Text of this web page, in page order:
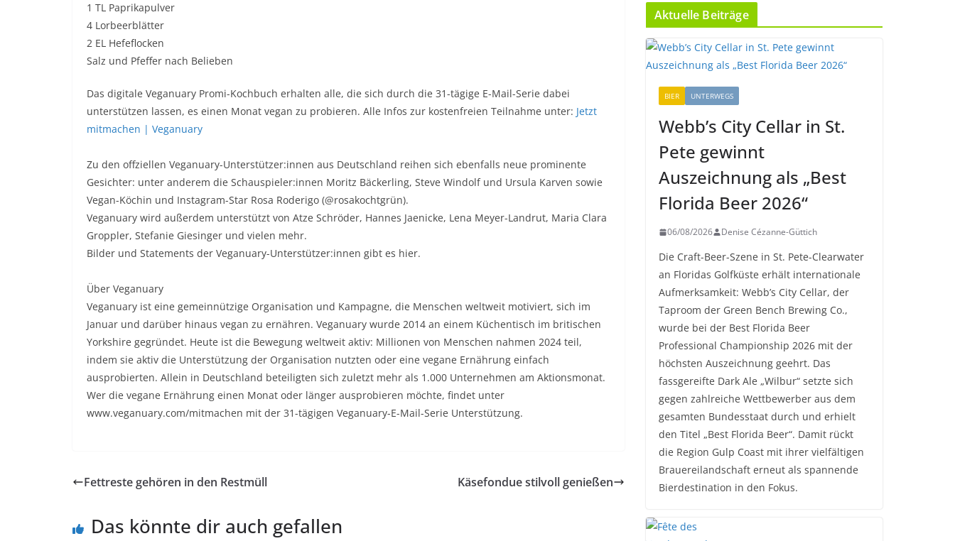
1 TL Paprikapulver
4 Lorbeerblätter
2 EL Hefeflocken
Salz und Pfeffer nach Belieben
Das digitale Veganuary Promi-Kochbuch erhalten alle, die sich durch die 31-tägige E-Mail-Serie dabei
unterstützen lassen, es einen Monat vegan zu probieren. Alle Infos zur kostenfreien Teilnahme unter: Jetzt
mitmachen | Veganuary
Zu den offziellen Veganuary-Unterstützer:innen aus Deutschland reihen sich ebenfalls neue prominente
Gesichter: unter anderem die Schauspieler:innen Moritz Bäckerling, Steve Windolf und Ursula Karven sowie
Vegan-Köchin und Instagram-Star Rosa Roderigo (@rosakochtgrün).
Veganuary wird außerdem unterstützt von Atze Schröder, Hannes Jaenicke, Lena Meyer-Landrut, Maria Clara
Groppler, Stefanie Giesinger und vielen mehr.
Bilder und Statements der Veganuary-Unterstützer:innen gibt es hier.
Über Veganuary
Veganuary ist eine gemeinnützige Organisation und Kampagne, die Menschen weltweit motiviert, sich im
Januar und darüber hinaus vegan zu ernähren. Veganuary wurde 2014 an einem Küchentisch im britischen
Yorkshire gegründet. Heute ist die Bewegung weltweit aktiv: Millionen von Menschen nahmen 2024 teil,
indem sie aktiv die Unterstützung der Organisation nutzten oder eine vegane Ernährung einfach
ausprobierten. Allein in Deutschland beteiligten sich zuletzt mehr als 1.000 Unternehmen am Aktionsmonat.
Wer die vegane Ernährung einen Monat oder länger ausprobieren möchte, findet unter
www.veganuary.com/mitmachen mit der 31-tägigen Veganuary-E-Mail-Serie Unterstützung.
Fettreste gehören in den Restmüll Käsefondue stilvoll genießen
Das könnte dir auch gefallen
Aktuelle Beiträge
BIER UNTERWEGS
Webb’s City Cellar in St.
Pete gewinnt
Auszeichnung als „Best
Florida Beer 2026“
06/08/2026 Denise Cézanne-Güttich
Die Craft-Beer-Szene in St. Pete-Clearwater
an Floridas Golfküste erhält internationale
Aufmerksamkeit: Webb’s City Cellar, der
Taproom der Green Bench Brewing Co.,
wurde bei der Best Florida Beer
Professional Championship 2026 mit der
höchsten Auszeichnung geehrt. Das
fassgereifte Dark Ale „Wilbur“ setzte sich
gegen zahlreiche Wettbewerber aus dem
gesamten Bundesstaat durch und erhielt
den Titel „Best Florida Beer“. Damit rückt
die Region Gulp Coast mit ihrer vielfältigen
Brauereilandschaft erneut als spannende
Bierdestination in den Fokus.